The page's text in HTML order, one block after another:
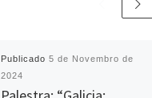
Publicado 5 de Novembro de
2024